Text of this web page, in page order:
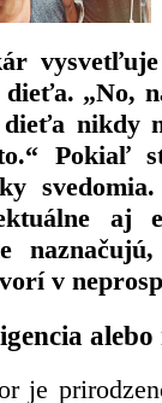
dieťa. „No,
dieťa nikdy
Pokiaľ
aj
v
je